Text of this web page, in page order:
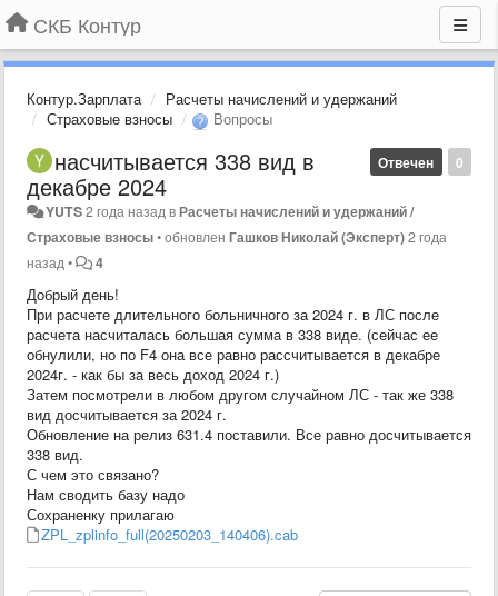
СКБ Контур
Контур.Зарплата
Расчеты начислений и удержаний
Страховые взносы
Вопросы
0
Отвечен
насчитывается 338 вид в
декабре 2024
YUTS2 года назад вРасчеты начислений и удержаний /
Страховые взносы•обновлен Гашков Николай (Эксперт)2 года
назад • 4
Добрый день!
При расчете длительного больничного за 2024 г. в ЛС после
расчета насчиталась большая сумма в 338 виде. (сейчас ее
обнулили, но по F4 она все равно рассчитывается в декабре
2024г. - как бы за весь доход 2024 г.)
Затем посмотрели в любом другом случайном ЛС - так же 338
вид досчитывается за 2024 г.
Обновление на релиз 631.4 поставили. Все равно досчитывается
338 вид.
С чем это связано?
Нам сводить базу надо
Сохраненку прилагаю
ZPL_zplinfo_full(20250203_140406).cab